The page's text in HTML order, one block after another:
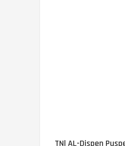
TNl AL-Dispen